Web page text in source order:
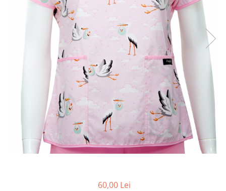
Pălării de Soare
60,00 Lei